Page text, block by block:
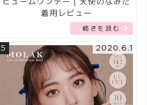
着用レビュー
続きを読む
5 2020.6.1